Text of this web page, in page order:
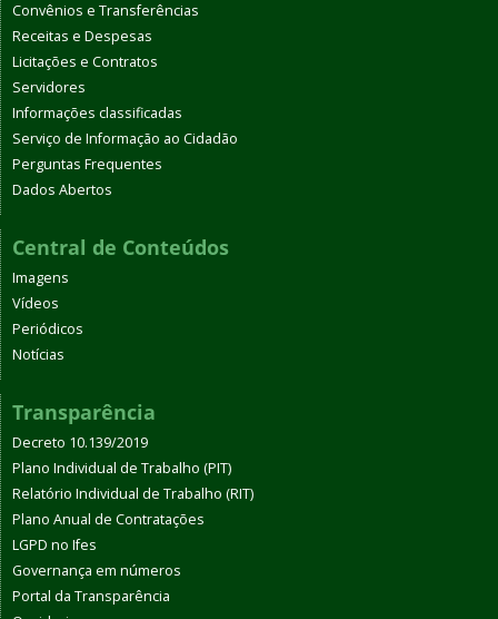
Convênios e Transferências
Receitas e Despesas
Licitações e Contratos
Servidores
Informações classificadas
Serviço de Informação ao Cidadão
Perguntas Frequentes
Dados Abertos
Central de Conteúdos
Imagens
Vídeos
Periódicos
Notícias
Transparência
Decreto 10.139/2019
Plano Individual de Trabalho (PIT)
Relatório Individual de Trabalho (RIT)
Plano Anual de Contratações
LGPD no Ifes
Governança em números
Portal da Transparência